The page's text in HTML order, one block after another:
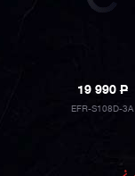
19 990P
EFR-S108D-3A